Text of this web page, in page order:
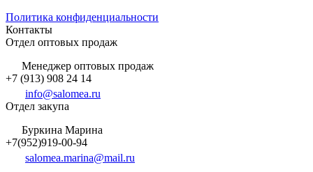
Политика конфиденциальности
Контакты
Отдел оптовых продаж
Менеджер оптовых продаж
+7 (913) 908 24 14
info@salomea.ru
Отдел закупа
Буркина Марина
+7(952)919-00-94
salomea.marina@mail.ru